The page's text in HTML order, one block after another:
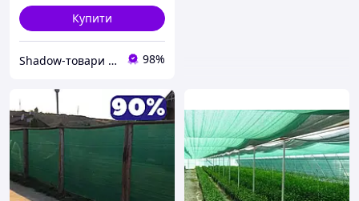
Купити
Shadow-товари для сільського господарства та домашнього вжитку 98%